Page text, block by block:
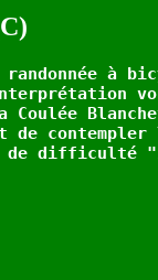
randonnée à
Coulée
de